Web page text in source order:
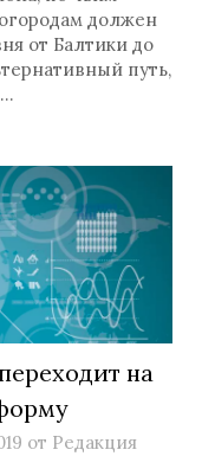
должен
от Балтики до
путь,
на
от Редакция